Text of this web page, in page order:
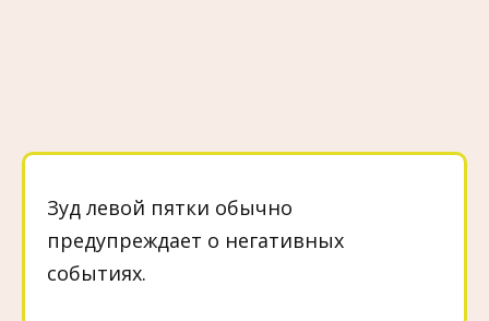
Зуд левой пятки обычно
предупреждает о негативных
событиях.